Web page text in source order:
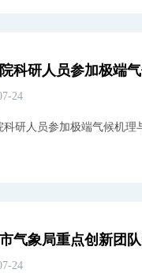
24
科研人员参加极端气候机理
24